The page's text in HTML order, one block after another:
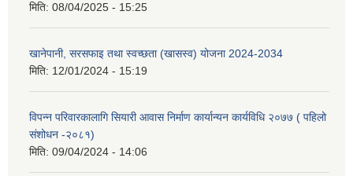
मिति: 08/04/2025 - 15:25
खानेपानी, सरसफाइ तथा स्वच्छता (खासस्व) योजना 2024-2034
मिति: 12/01/2024 - 15:19
विपन्न परिवारकालागि सियारी आवास निर्माण कार्यान्यन कार्यविधि २०७७ ( पहिलो
संशोधन -२०८१)
मिति: 09/04/2024 - 14:06